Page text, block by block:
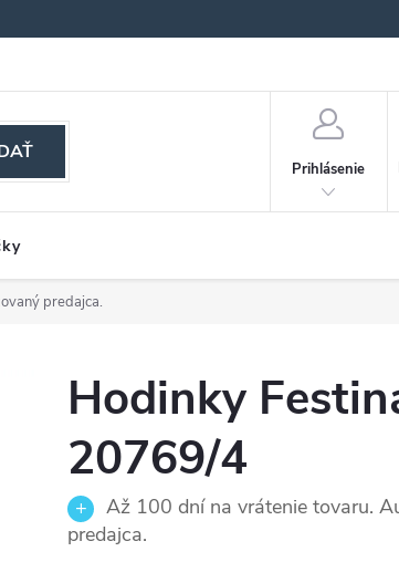
podmienky
Prihlásenie
predajca.
Hodinky
20769/4
Až 100 dní na vrátenie tovaru.
predajca.